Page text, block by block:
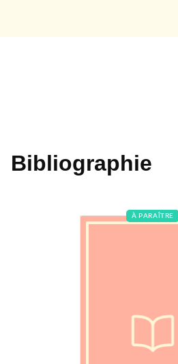
Bibliographie
À PARAÎTRE